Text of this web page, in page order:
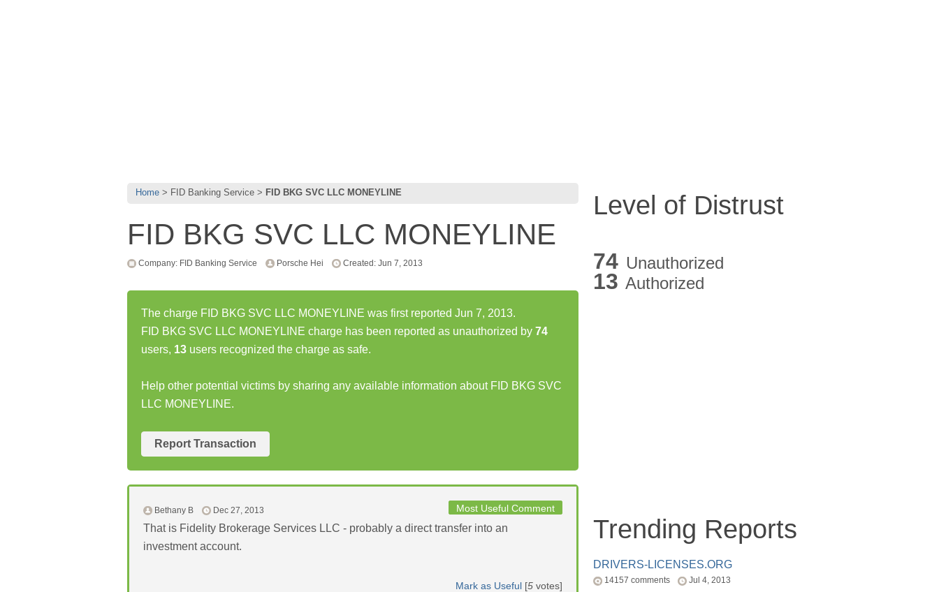
Home FID Banking Service FID BKG SVC LLC MONEYLINE
FID BKG SVC LLC MONEYLINE
Company: FID Banking Service Porsche Hei Created: Jun 7, 2013
The charge FID BKG SVC LLC MONEYLINE was first reported Jun 7, 2013.
FID BKG SVC LLC MONEYLINE charge has been reported as unauthorized by 74
users, 13 users recognized the charge as safe.
Help other potential victims by sharing any available information about FID BKG SVC
LLC MONEYLINE.
Report Transaction
Most Useful Comment
Bethany B Dec 27, 2013
That is Fidelity Brokerage Services LLC - probably a direct transfer into an
investment account.
Mark as Useful [5 votes]
Level of Distrust
74 Unauthorized
13 Authorized
Trending Reports
DRIVERS-LICENSES.ORG
14157 comments Jul 4, 2013